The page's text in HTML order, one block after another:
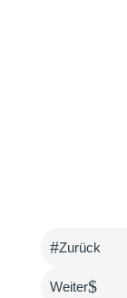
#Zurück
Weiter$